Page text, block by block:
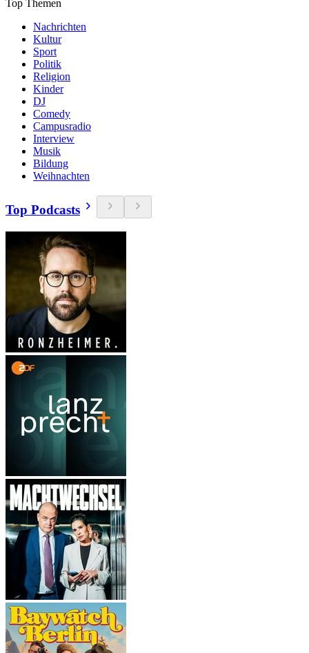
Top Themen
Nachrichten
Kultur
Sport
Politik
Religion
Kinder
DJ
Comedy
Campusradio
Interview
Musik
Bildung
Weihnachten
Top Podcasts